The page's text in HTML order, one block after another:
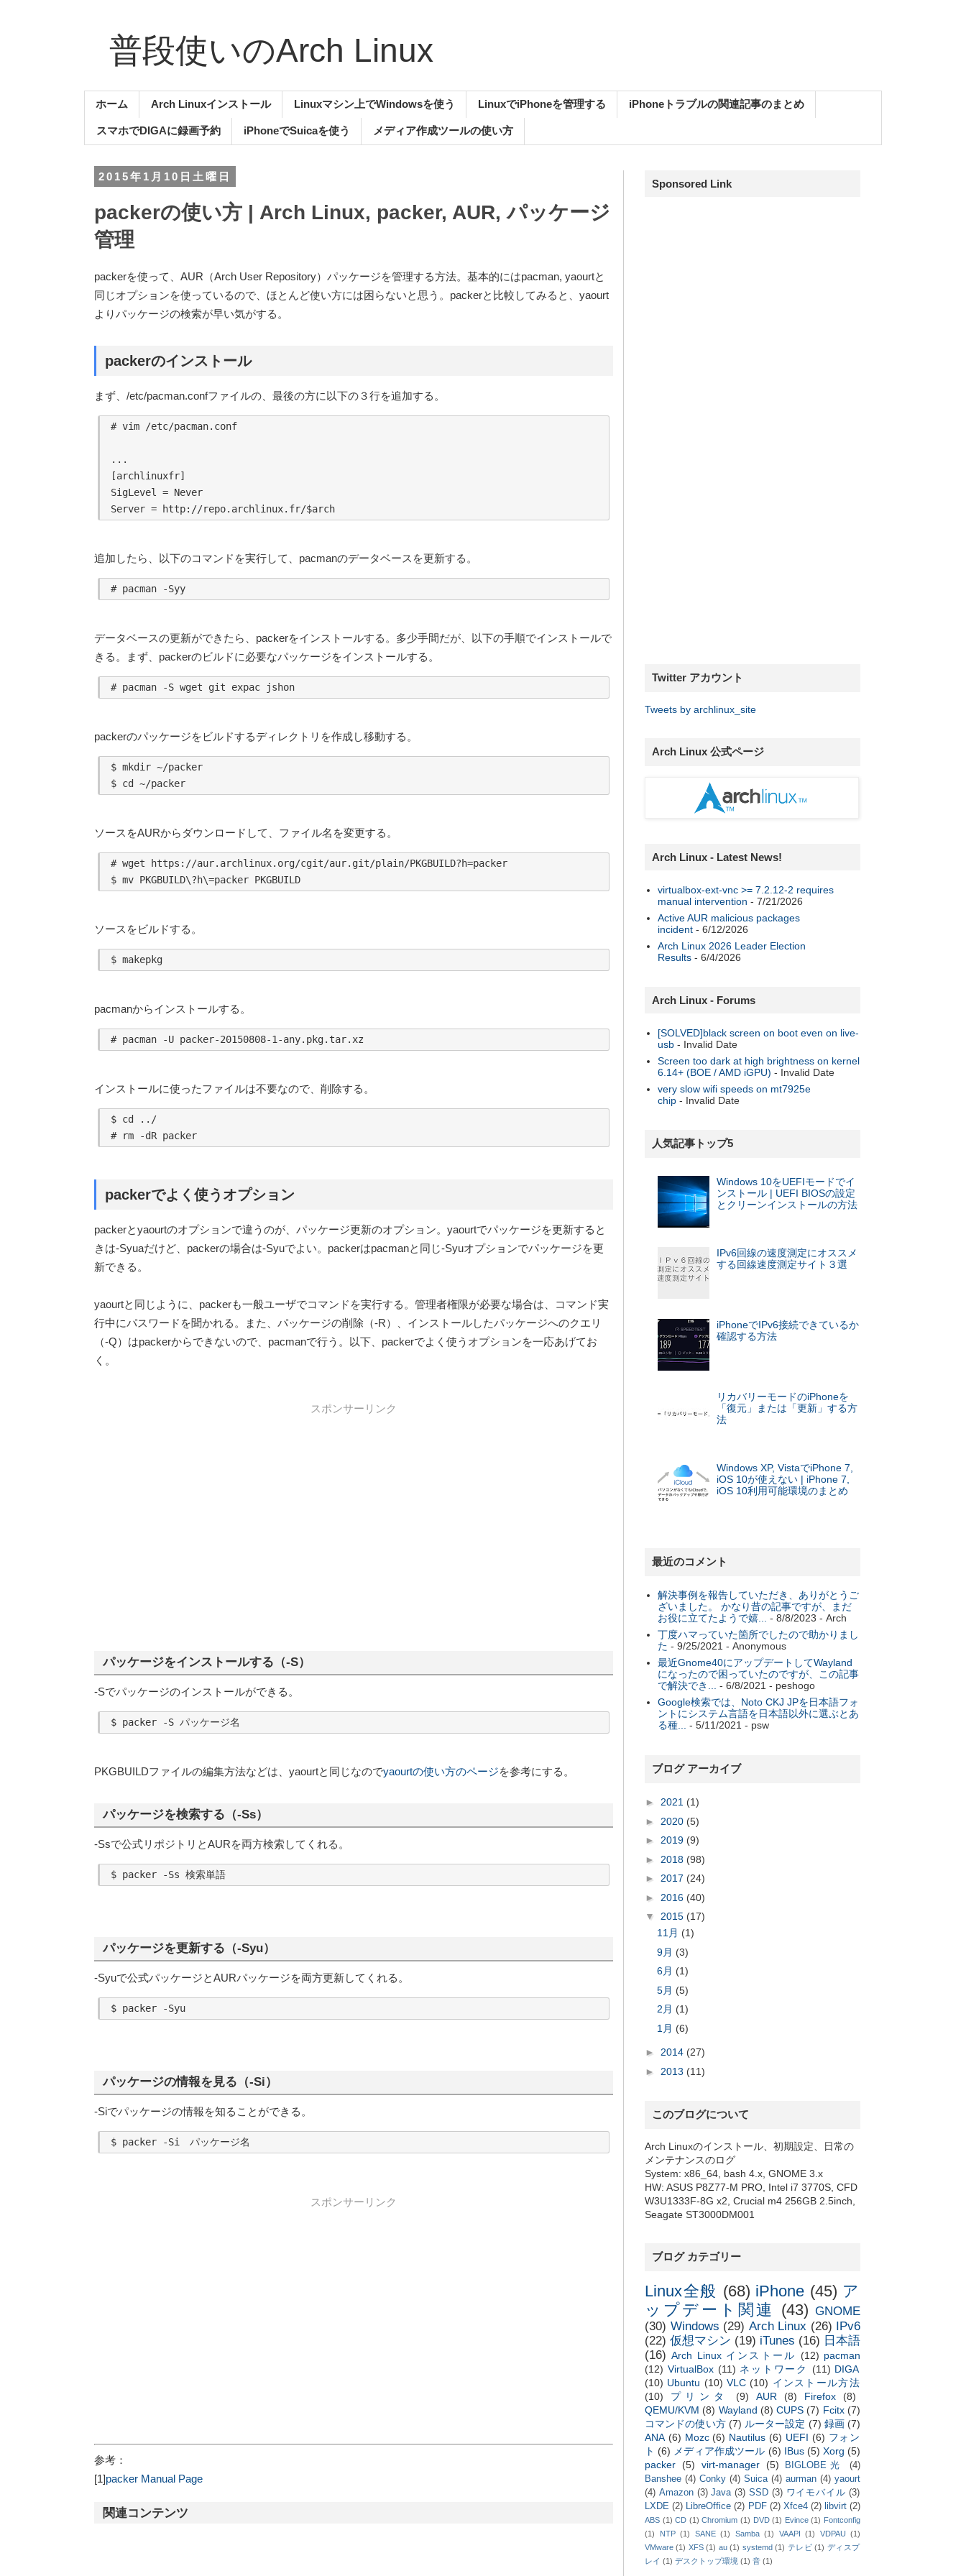
普段使いのArch Linux
ホーム Arch Linuxインストール Linuxマシン上でWindowsを使う LinuxでiPhoneを管理する iPhoneトラブルの関連記事のまとめ
スマホでDIGAに録画予約 iPhoneでSuicaを使う メディア作成ツールの使い方
2015年1月10日土曜日
packerの使い方 | Arch Linux, packer, AUR, パッケージ
管理
packerを使って、AUR（Arch User Repository）パッケージを管理する方法。基本的にはpacman, yaourtと
同じオプションを使っているので、ほとんど使い方には困らないと思う。packerと比較してみると、yaourt
よりパッケージの検索が早い気がする。
packerのインストール
まず、/etc/pacman.confファイルの、最後の方に以下の３行を追加する。
# vim /etc/pacman.conf
...
[archlinuxfr]
SigLevel = Never
追加したら、以下のコマンドを実行して、pacmanのデータベースを更新する。
データベースの更新ができたら、packerをインストールする。多少手間だが、以下の手順でインストールで
きる。まず、packerのビルドに必要なパッケージをインストールする。
packerのパッケージをビルドするディレクトリを作成し移動する。
$ mkdir ~/packer
ソースをAURからダウンロードして、ファイル名を変更する。
# wget https://aur.archlinux.org/cgit/aur.git/plain/PKGBUILD?h=packer
ソースをビルドする。
pacmanからインストールする。
インストールに使ったファイルは不要なので、削除する。
$ cd ../
packerでよく使うオプション
packerとyaourtのオプションで違うのが、パッケージ更新のオプション。yaourtでパッケージを更新すると
きは-Syuaだけど、packerの場合は-Syuでよい。packerはpacmanと同じ-Syuオプションでパッケージを更
新できる。
yaourtと同じように、packerも一般ユーザでコマンドを実行する。管理者権限が必要な場合は、コマンド実
行中にパスワードを聞かれる。また、パッケージの削除（-R）、インストールしたパッケージへのクエリ
（-Q）はpackerからできないので、pacmanで行う。以下、packerでよく使うオプションを一応あげてお
く。
スポンサーリンク
パッケージをインストールする（-S）
-Sでパッケージのインストールができる。
PKGBUILDファイルの編集方法などは、yaourtと同じなのでyaourtの使い方のページを参考にする。
パッケージを検索する（-Ss）
-Ssで公式リポジトリとAURを両方検索してくれる。
パッケージを更新する（-Syu）
-Syuで公式パッケージとAURパッケージを両方更新してくれる。
パッケージの情報を見る（-Si）
-Siでパッケージの情報を知ることができる。
スポンサーリンク
参考：
[1]packer Manual Page
関連コンテンツ
Sponsored Link
Twitter アカウント
Tweets by archlinux_site
Arch Linux 公式ページ
Arch Linux - Latest News!
virtualbox-ext-vnc >= 7.2.12-2 requires
manual intervention - 7/21/2026
Active AUR malicious packages
incident- 6/12/2026
Arch Linux 2026 Leader Election
Results- 6/4/2026
Arch Linux - Forums
[SOLVED]black screen on boot even on live-
usb- Invalid Date
Screen too dark at high brightness on kernel
6.14+ (BOE / AMD iGPU) - Invalid Date
very slow wifi speeds on mt7925e
chip- Invalid Date
人気記事トップ5
Windows 10をUEFIモードでイ
ンストール | UEFI BIOSの設定
とクリーンインストールの方法
IPv6回線の速度測定にオススメ
する回線速度測定サイト３選
iPhoneでIPv6接続できているか
確認する方法
リカバリーモードのiPhoneを
「復元」または「更新」する方
法
Windows XP, VistaでiPhone 7,
iOS 10が使えない | iPhone 7,
iOS 10利用可能環境のまとめ
最近のコメント
解決事例を報告していただき、ありがとうご
ざいました。 かなり昔の記事ですが、まだ
お役に立てたようで嬉... - 8/8/2023 - Arch
丁度ハマっていた箇所でしたので助かりまし
た - 9/25/2021 - Anonymous
最近Gnome40にアップデートしてWayland
になったので困っていたのですが、この記事
で解決でき... - 6/8/2021 - peshogo
Google検索では、Noto CKJ JPを日本語フォ
ントにシステム言語を日本語以外に選ぶとあ
る種... - 5/11/2021 - psw
ブログ アーカイブ
► 2021 (1)
► 2020 (5)
► 2019 (9)
► 2018 (98)
► 2017 (24)
► 2016 (40)
▼ 2015 (17)
11月 (1)
9月 (3)
6月 (1)
5月 (5)
2月 (1)
1月 (6)
► 2014 (27)
► 2013 (11)
このブログについて
Arch Linuxのインストール、初期設定、日常の
メンテナンスのログ
System: x86_64, bash 4.x, GNOME 3.x
HW: ASUS P8Z77-M PRO, Intel i7 3770S, CFD
W3U1333F-8G x2, Crucial m4 256GB 2.5inch,
Seagate ST3000DM001
ブログ カテゴリー
Linux全般 (68) iPhone (45) ア
ップデート関連
(43) GNOME
(30) Windows (29) Arch Linux (26)
IPv6
(22) 仮想マシン (19) iTunes (16) 日本語
(16) Arch Linux インストール (12) pacman
(12) VirtualBox (11) ネットワーク (11) DIGA
(10) Ubuntu (10) VLC (10) インストール方法
(10)
プリンタ (9) AUR (8) Firefox
(8)
QEMU/KVM (8) Wayland (8) CUPS (7) Fcitx (7)
コマンドの使い方 (7) ルーター設定 (7) 録画 (7)
ANA (6) Mozc (6) Nautilus (6) UEFI (6) フォン
ト (6) メディア作成ツール (6) IBus (5) Xorg (5)
packer
(5) virt-manager (5) BIGLOBE光
(4)
Banshee (4) Conky (4) Suica (4) aurman (4) yaourt
(4) Amazon (3) Java (3) SSD (3) ワイモバイル (3)
LXDE (2) LibreOffice (2) PDF (2) Xfce4 (2) libvirt (2)
ABS (1) CD (1) Chromium (1) DVD (1) Evince (1) Fontconfig
(1)
NTP (1) SANE (1) Samba (1) VAAPI (1) VDPAU (1)
VMware (1) XFS (1) au (1) systemd (1) テレビ (1) ディスプ
レイ (1) デスクトップ環境 (1) 音 (1)